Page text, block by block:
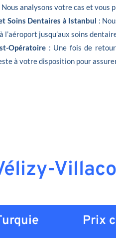
analysons votre cas et vous
Soins Dentaires à Istanbul :
l’aéroport jusqu’aux soins
Opératoire : Une fois de
à votre disposition pour
Prix